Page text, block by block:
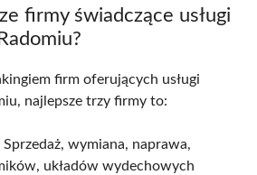
firmy świadczące usługi
firm oferujących usługi
najlepsze trzy firmy to:
wymiana, naprawa,
układów wydechowych